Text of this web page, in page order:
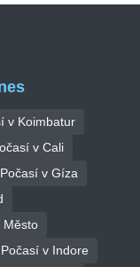
Koimbatur
v Cali
v Gíza
v Indore